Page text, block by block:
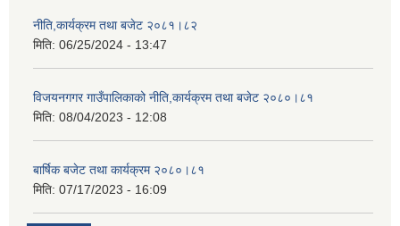
नीति,कार्यक्रम तथा बजेट २०८१।८२
मिति: 06/25/2024 - 13:47
विजयनगगर गाउँपालिकाको नीति,कार्यक्रम तथा बजेट २०८०।८१
मिति: 08/04/2023 - 12:08
बार्षिक बजेट तथा कार्यक्रम २०८०।८१
मिति: 07/17/2023 - 16:09